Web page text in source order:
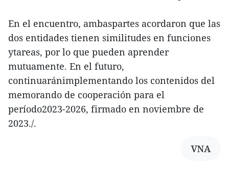
En el encuentro, ambaspartes acordaron que las
dos entidades tienen similitudes en funciones
ytareas, por lo que pueden aprender
mutuamente. En el futuro,
continuaránimplementando los contenidos del
memorando de cooperación para el
período2023-2026, firmado en noviembre de
2023./.
VNA